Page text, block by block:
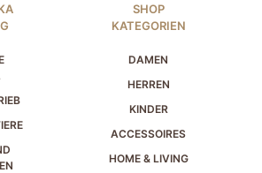
SHOP
KATEGORIEN
DAMEN
HERREN
KINDER
ACCESSOIRES
HOME & LIVING